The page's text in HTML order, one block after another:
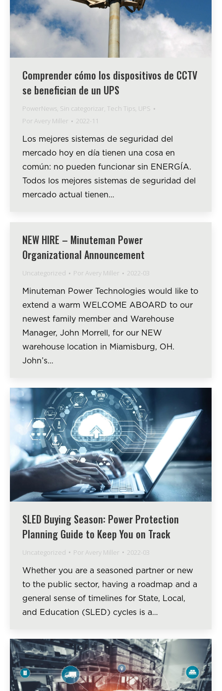
Comprender cómo los dispositivos de CCTV
se benefician de un UPS
PowerNews, Sin categorizar, Tech Tips, UPS
PorAvery Miller 2022-11
Los mejores sistemas de seguridad del
mercado hoy en día tienen una cosa en
común: no pueden funcionar sin ENERGÍA.
Todos los mejores sistemas de seguridad del
mercado actual tienen…
NEW HIRE – Minuteman Power
Organizational Announcement
Uncategorized PorAvery Miller 2022-03
Minuteman Power Technologies would like to
extend a warm WELCOME ABOARD to our
newest family member and Warehouse
Manager, John Morrell, for our NEW
warehouse location in Miamisburg, OH.
John’s…
SLED Buying Season: Power Protection
Planning Guide to Keep You on Track
Uncategorized PorAvery Miller 2022-03
Whether you are a seasoned partner or new
to the public sector, having a roadmap and a
general sense of timelines for State, Local,
and Education (SLED) cycles is a…